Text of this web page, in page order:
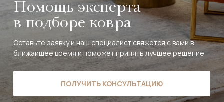
Помощь эксперта
в подборе ковра
Оставьте заявку и наш специалист свяжется с вами в
ближайшее время и поможет принять лучшее решение
ПОЛУЧИТЬ КОНСУЛЬТАЦИЮ